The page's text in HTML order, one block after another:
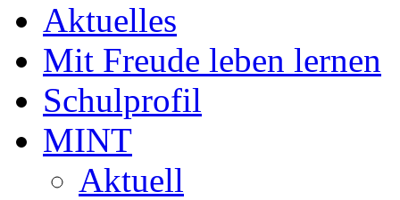
Aktuelles
Mit Freude leben lernen
Schulprofil
MINT
Aktuell